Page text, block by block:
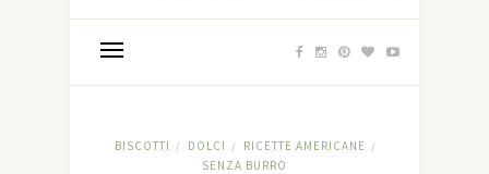
BISCOTTI / DOLCI / RICETTE AMERICANE /
SENZA BURRO